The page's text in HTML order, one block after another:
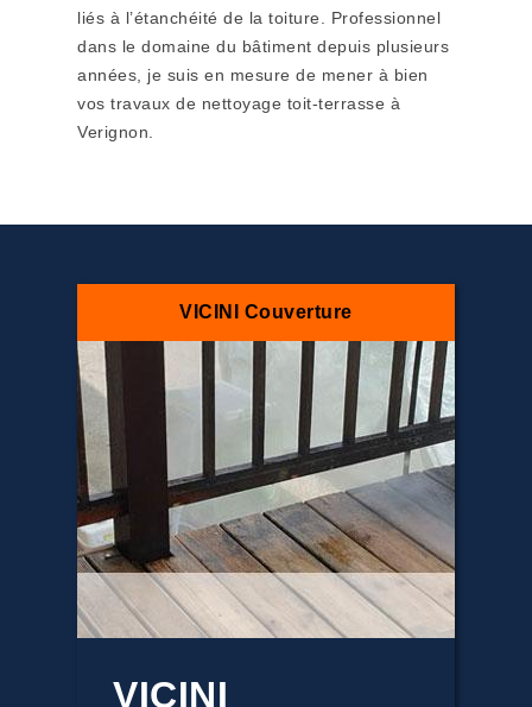
liés à l’étanchéité de la toiture. Professionnel
dans le domaine du bâtiment depuis plusieurs
années, je suis en mesure de mener à bien
vos travaux de nettoyage toit-terrasse à
Verignon.
VICINI Couverture
VICINI